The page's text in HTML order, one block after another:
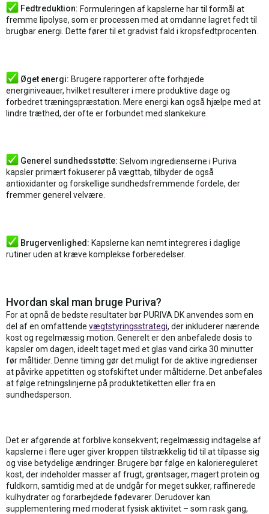
Fedtreduktion: Formuleringen af kapslerne har til formål at
fremme lipolyse, som er processen med at omdanne lagret fedt til
brugbar energi. Dette fører til et gradvist fald i kropsfedtprocenten.
Øget energi: Brugere rapporterer ofte forhøjede
energiniveauer, hvilket resulterer i mere produktive dage og
forbedret træningspræstation. Mere energi kan også hjælpe med at
lindre træthed, der ofte er forbundet med slankekure.
Generel sundhedsstøtte: Selvom ingredienserne i Puriva
kapsler primært fokuserer på vægttab, tilbyder de også
antioxidanter og forskellige sundhedsfremmende fordele, der
fremmer generel velvære.
Brugervenlighed: Kapslerne kan nemt integreres i daglige
rutiner uden at kræve komplekse forberedelser.
Hvordan skal man bruge Puriva?
For at opnå de bedste resultater bør PURIVA DK anvendes som en
del af en omfattende vægtstyringsstrategi, der inkluderer nærende
kost og regelmæssig motion. Generelt er den anbefalede dosis to
kapsler om dagen, ideelt taget med et glas vand cirka 30 minutter
før måltider. Denne timing gør det muligt for de aktive ingredienser
at påvirke appetitten og stofskiftet under måltiderne. Det anbefales
at følge retningslinjerne på produktetiketten eller fra en
sundhedsperson.
Det er afgørende at forblive konsekvent; regelmæssig indtagelse af
kapslerne i flere uger giver kroppen tilstrækkelig tid til at tilpasse sig
og vise betydelige ændringer. Brugere bør følge en kaloriereguleret
kost, der indeholder masser af frugt, grøntsager, magert protein og
fuldkorn, samtidig med at de undgår for meget sukker, raffinerede
kulhydrater og forarbejdede fødevarer. Derudover kan
supplementering med moderat fysisk aktivitet – som rask gang,